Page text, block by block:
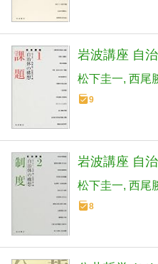
岩波講座 自
松下圭一 西尾
9
岩波講座 自
松下圭一 西尾
8